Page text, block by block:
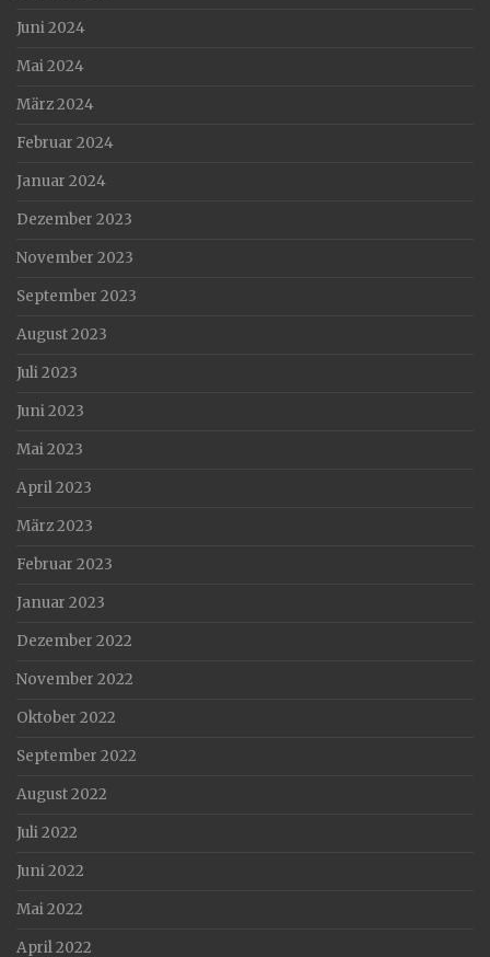
Juni 2024
Mai 2024
März 2024
Februar 2024
Januar 2024
Dezember 2023
November 2023
September 2023
August 2023
Juli 2023
Juni 2023
Mai 2023
April 2023
März 2023
Februar 2023
Januar 2023
Dezember 2022
November 2022
Oktober 2022
September 2022
August 2022
Juli 2022
Juni 2022
Mai 2022
April 2022